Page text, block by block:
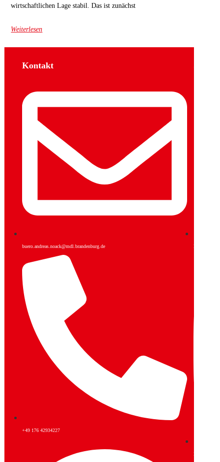
wirtschaftlichen Lage stabil. Das ist zunächst
Weiterlesen
Kontakt
buero.andreas.noack@mdl.brandenburg.de
+49 176 42934227
Facebook
Instagram